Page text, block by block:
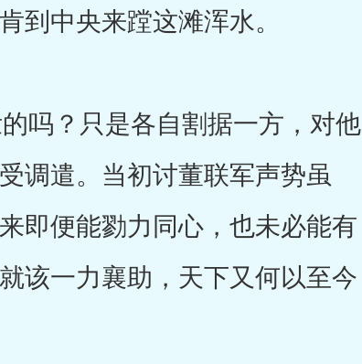
到中央来蹚这滩浑水。
吗？只是各自割据一方，对他
调遣。当初讨董联军声势虽
即便能勠力同心，也未必能有
该一力襄助，天下又何以至今